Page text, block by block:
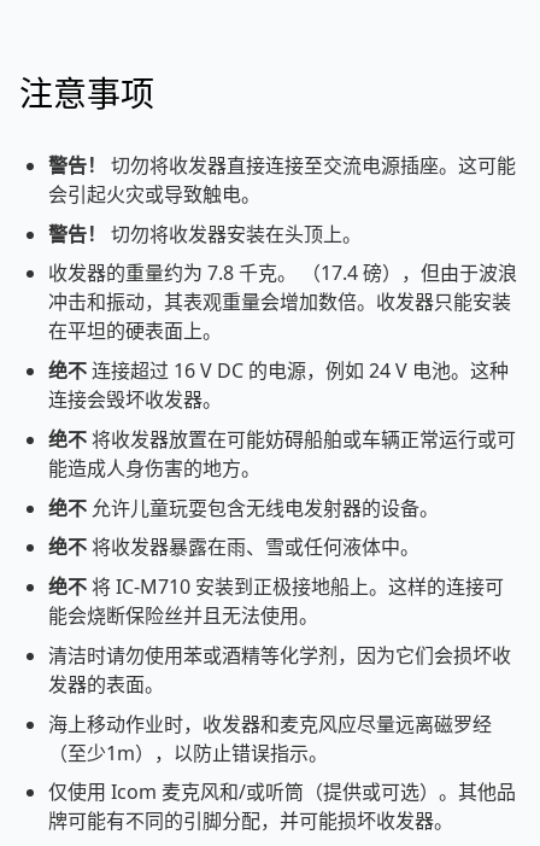
注意事项
警告！
切勿将收发器直接连接至交流电源插座。这可能
会引起火灾或导致触电。
警告！
切勿将收发器安装在头顶上。
收发器的重量约为 7.8 千克。 （17.4 磅），但由于波浪
冲击和振动，其表观重量会增加数倍。收发器只能安装
在平坦的硬表面上。
绝不连接超过 16 V DC 的电源，例如 24 V 电池。这种
连接会毁坏收发器。
绝不将收发器放置在可能妨碍船舶或车辆正常运行或可
能造成人身伤害的地方。
绝不 允许儿童玩耍包含无线电发射器的设备。
绝不将收发器暴露在雨、雪或任何液体中。
绝不将 IC-M710 安装到正极接地船上。这样的连接可
能会烧断保险丝并且无法使用。
清洁时请勿使用苯或酒精等化学剂，因为它们会损坏收
发器的表面。
海上移动作业时，收发器和麦克风应尽量远离磁罗经
（至少1m），以防止错误指示。
仅使用 Icom 麦克风和/或听筒（提供或可选）。其他品
牌可能有不同的引脚分配，并可能损坏收发器。